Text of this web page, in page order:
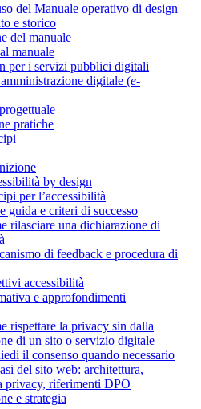
del Manuale operativo di design
e storico
del manuale
manuale
per i servizi pubblici digitali
digitale (e-
pratiche
by design
per l’accessibilità
guida e criteri di successo
rilasciare una dichiarazione di
di feedback e procedura di
accessibilità
e approfondimenti
rispettare la privacy sin dalla
di un sito o servizio digitale
il consenso quando necessario
del sito web: architettura,
privacy, riferimenti DPO
e strategia